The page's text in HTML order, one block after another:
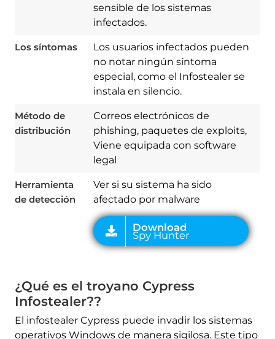
sensible de los sistemas
infectados.
Los síntomas
Los usuarios infectados pueden
no notar ningún síntoma
especial, como el Infostealer se
instala en silencio.
Método de
distribución
Correos electrónicos de
phishing, paquetes de exploits,
Viene equipada con software
legal
Herramienta
de detección
Ver si su sistema ha sido
afectado por malware
Download
Spy Hunter
¿Qué es el troyano Cypress
Infostealer??
El infostealer Cypress puede invadir los sistemas
operativos Windows de manera sigilosa. Este tipo